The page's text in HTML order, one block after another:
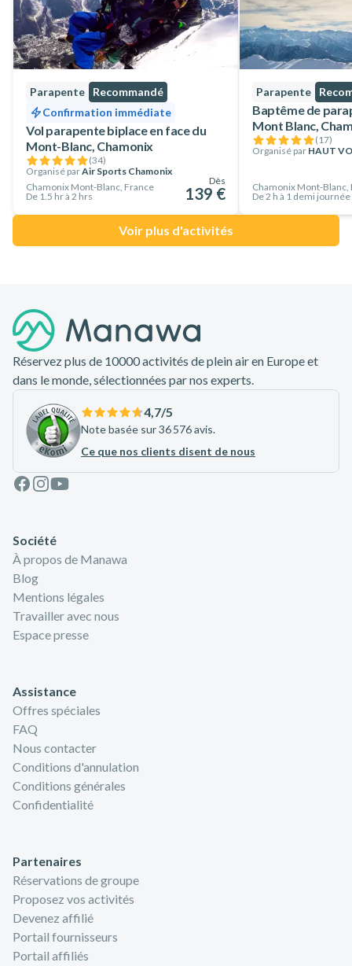
Parapente
Recommandé
Confirmation immédiate
Vol parapente biplace en face du
Mont-Blanc, Chamonix
(34)
Organisé parAir Sports Chamonix
Chamonix Mont-Blanc, France
De 1.5 hr à 2 hrs
Dès
139 €
Parapente
Baptême de
Mont Blanc,
(17)
Organisé par HAUT
Chamonix Mont-Blanc,
De 2 h à 1 demi journée
Voir plus d'activités
Réservez plus de 10000 activités de plein air en Europe et
dans le monde, sélectionnées par nos experts.
4,7/5
Note basée sur 36 576 avis.
Ce que nos clients disent de nous
Facebook
Instagram
Youtube
Société
À propos de Manawa
Blog
Mentions légales
Travailler avec nous
Espace presse
Assistance
Offres spéciales
FAQ
Nous contacter
Conditions d'annulation
Conditions générales
Confidentialité
Partenaires
Réservations de groupe
Proposez vos activités
Devenez affilié
Portail fournisseurs
Portail affiliés